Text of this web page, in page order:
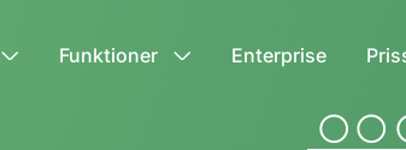
Funktioner Enterprise